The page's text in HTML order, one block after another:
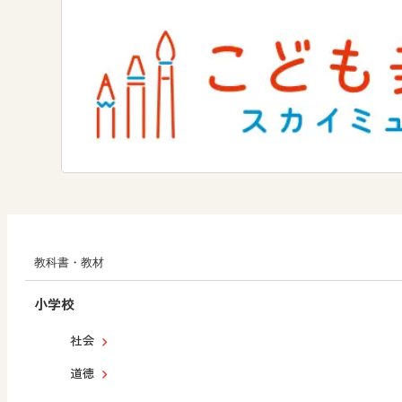
教科書・教材
小学校
社会
道徳